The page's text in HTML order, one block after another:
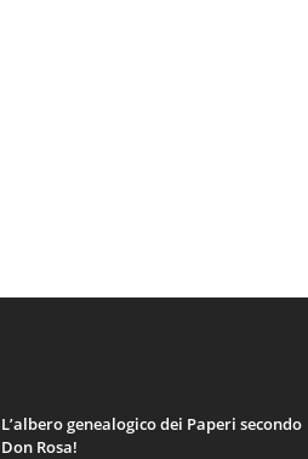
L’albero genealogico dei Paperi secondo
Don Rosa!